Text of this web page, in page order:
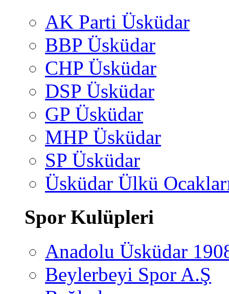
AK Parti Üsküdar
BBP Üsküdar
CHP Üsküdar
DSP Üsküdar
GP Üsküdar
MHP Üsküdar
SP Üsküdar
Üsküdar Ülkü
Spor Kulüpleri
Anadolu Üsküdar
Beylerbeyi Spor A.Ş